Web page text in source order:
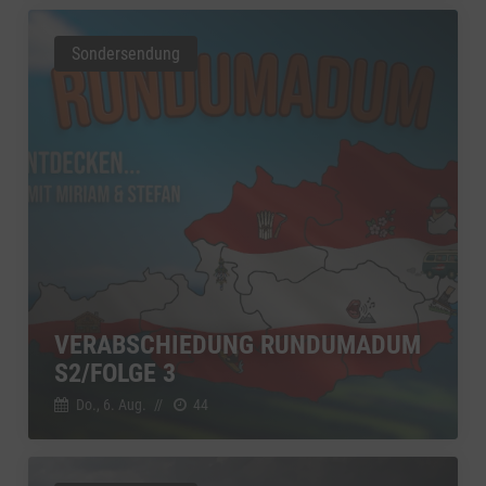
VERABSCHIEDUNG RUNDUMADUM
S2/FOLGE 3
Do., 6. Aug. // 44
Sondersendung